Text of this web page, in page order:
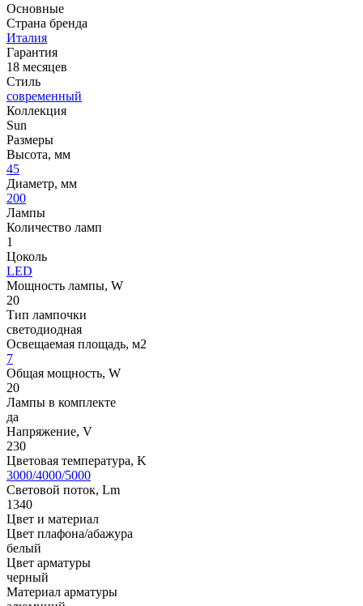
Основные
Страна бренда
Италия
Гарантия
18 месяцев
Стиль
современный
Коллекция
Sun
Размеры
Высота, мм
45
Диаметр, мм
200
Лампы
Количество ламп
1
Цоколь
LED
Мощность лампы, W
20
Тип лампочки
светодиодная
Освещаемая площадь, м2
7
Общая мощность, W
20
Лампы в комплекте
да
Напряжение, V
230
Цветовая температура, K
3000/4000/5000
Световой поток, Lm
1340
Цвет и материал
Цвет плафона/абажура
белый
Цвет арматуры
черный
Материал арматуры